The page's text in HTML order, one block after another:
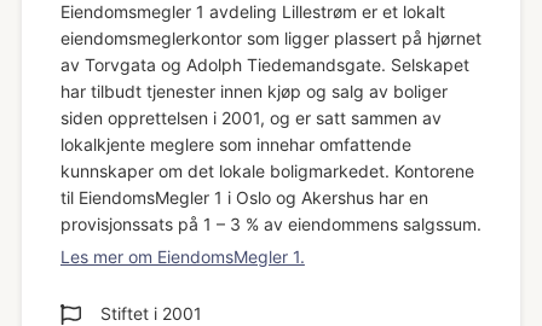
Eiendomsmegler 1 avdeling Lillestrøm er et lokalt
eiendomsmeglerkontor som ligger plassert på hjørnet
av Torvgata og Adolph Tiedemandsgate. Selskapet
har tilbudt tjenester innen kjøp og salg av boliger
siden opprettelsen i 2001, og er satt sammen av
lokalkjente meglere som innehar omfattende
kunnskaper om det lokale boligmarkedet. Kontorene
til EiendomsMegler 1 i Oslo og Akershus har en
provisjonssats på 1 – 3 % av eiendommens salgssum.
Les mer om EiendomsMegler 1.
Stiftet i 2001